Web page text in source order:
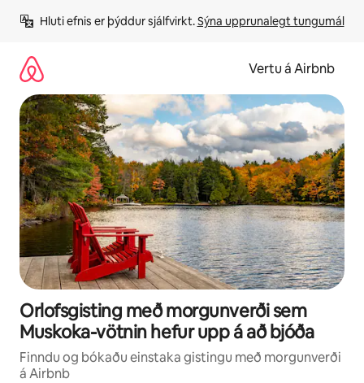
beint
Hluti efnis er þýddur sjálfvirkt. Sýna upprunalegt tungumál
Vertu á Airbnb
Orlofsgisting með morgunverði sem
Muskoka-vötnin hefur upp á að bjóða
Finndu og bókaðu einstaka gistingu með morgunverði
á Airbnb